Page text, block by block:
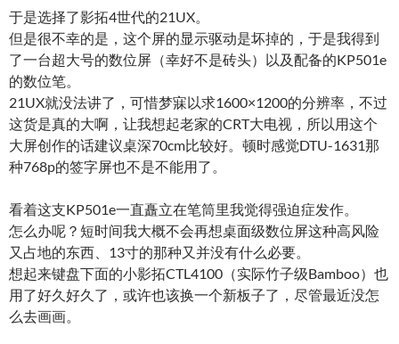
于是选择了影拓4世代的21UX。
但是很不幸的是，这个屏的显示驱动是坏掉的，于是我得到
了一台超大号的数位屏（幸好不是砖头）以及配备的KP501e
的数位笔。
21UX就没法讲了，可惜梦寐以求1600×1200的分辨率，不过
这货是真的大啊，让我想起老家的CRT大电视，所以用这个
大屏创作的话建议桌深70cm比较好。顿时感觉DTU-1631那
种768p的签字屏也不是不能用了。
看着这支KP501e一直矗立在笔筒里我觉得强迫症发作。
怎么办呢？短时间我大概不会再想桌面级数位屏这种高风险
又占地的东西、13寸的那种又并没有什么必要。
想起来键盘下面的小影拓CTL4100（实际竹子级Bamboo）也
用了好久好久了，或许也该换一个新板子了，尽管最近没怎
么去画画。